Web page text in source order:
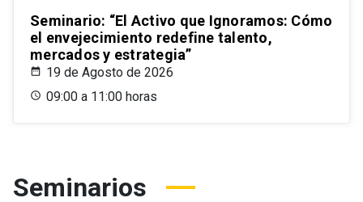
Seminario: “El Activo que Ignoramos: Cómo
el envejecimiento redefine talento,
mercados y estrategia”
19 de Agosto de 2026
09:00 a 11:00 horas
Seminarios